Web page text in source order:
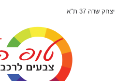
יצחק שדה 37 ת"א